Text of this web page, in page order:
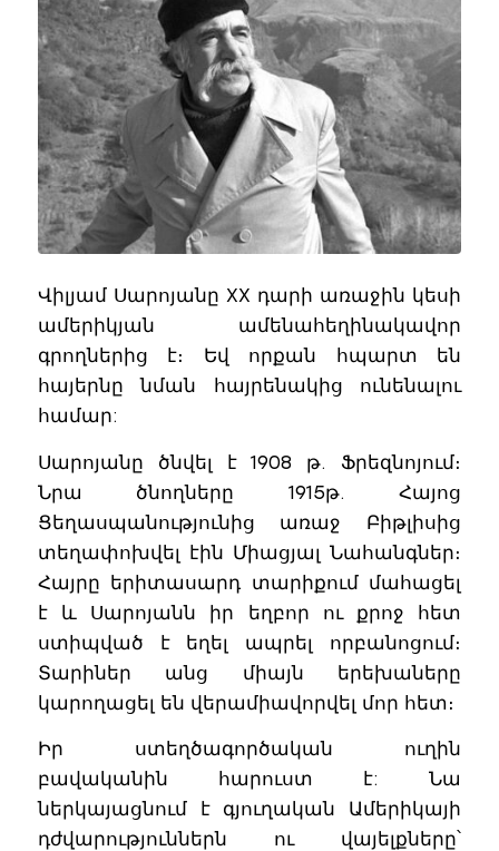
Վիլյամ Սարոյանը XX դարի առաջին կեսի
ամերիկյան ամենահեղինակավոր
գրողներից է։ Եվ որքան հպարտ են
հայերնը նման հայրենակից ունենալու
համար:
Սարոյանը ծնվել է 1908 թ. Ֆրեզնոյում։
Նրա ծնողները 1915թ. Հայոց
Ցեղասպանությունից առաջ Բիթլիսից
տեղափոխվել էին Միացյալ Նահանգներ։
Հայրը երիտասարդ տարիքում մահացել
է և Սարոյանն իր եղբոր ու քրոջ հետ
ստիպված է եղել ապրել որբանոցում։
Տարիներ անց միայն երեխաները
կարողացել են վերամիավորվել մոր հետ։
Իր ստեղծագործական ուղին
բավականին հարուստ է: Նա
ներկայացնում է գյուղական Ամերիկայի
դժվարություններն ու վայելքները՝